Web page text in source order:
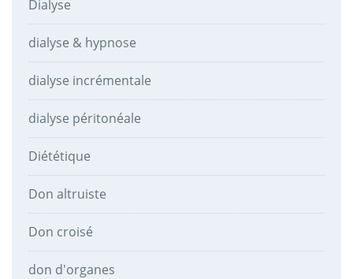
Dialyse
dialyse & hypnose
dialyse incrémentale
dialyse péritonéale
Diététique
Don altruiste
Don croisé
don d'organes